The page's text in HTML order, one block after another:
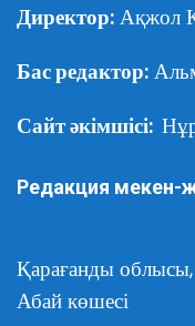
Директор: Ақжол
Бас редактор:
Сайт әкімшісі:
Редакция мекен-
Қарағанды облысы,
Абай көшесі